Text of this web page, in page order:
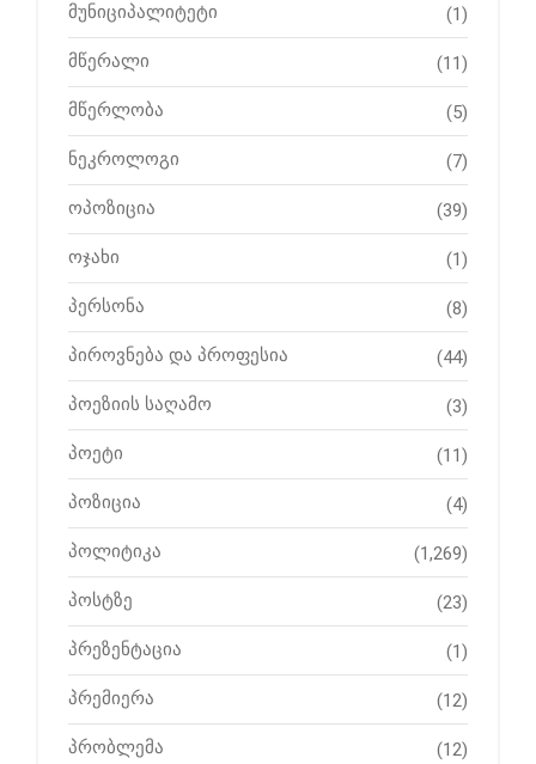
მუნიციპალიტეტი (1)
მწერალი (11)
მწერლობა (5)
ნეკროლოგი (7)
ოპოზიცია (39)
ოჯახი (1)
პერსონა (8)
პიროვნება და პროფესია (44)
პოეზიის საღამო (3)
პოეტი (11)
პოზიცია (4)
პოლიტიკა (1,269)
პოსტზე (23)
პრეზენტაცია (1)
პრემიერა (12)
პრობლემა (12)